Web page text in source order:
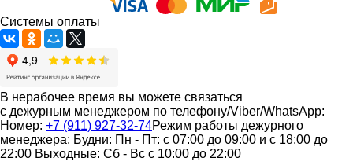
Системы оплаты
В нерабочее время вы можете связаться
с дежурным менеджером по телефону/Viber/WhatsApp:
Номер: +7 (911) 927-32-74Режим работы дежурного
менеджера: Будни: Пн - Пт: с 07:00 до 09:00 и с 18:00 до
22:00 Выходные: Сб - Вс с 10:00 до 22:00